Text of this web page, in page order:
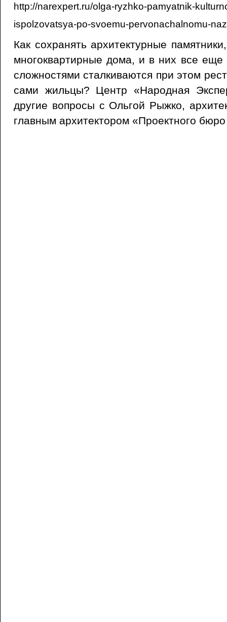
http://narexpert.ru/olga-ryzhko-pamyatnik-
ispolzovatsya-po-svoemu-pervonachalnomu-
Как сохранять архитектурные
многоквартирные дома, и в них все
сложностями сталкиваются при этом
сами жильцы? Центр «Народная
другие вопросы с Ольгой Рыжко,
главным архитектором «Проектного